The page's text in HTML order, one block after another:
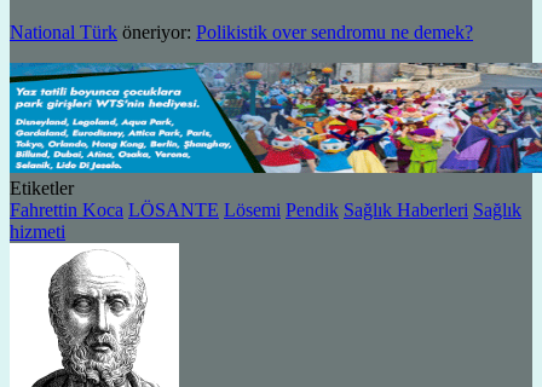
National Türk öneriyor: Polikistik over sendromu ne demek?
Etiketler
Fahrettin Koca LÖSANTE Lösemi Pendik Sağlık Haberleri Sağlık
hizmeti